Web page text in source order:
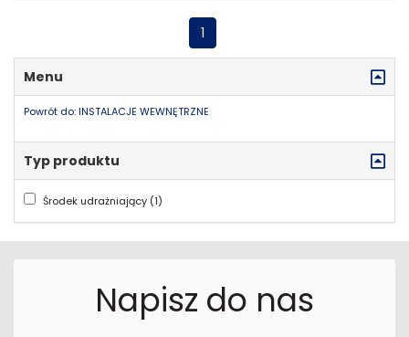
1
Menu
Powrót do: INSTALACJE WEWNĘTRZNE
Typ produktu
Środek udrażniający (1)
Napisz do nas